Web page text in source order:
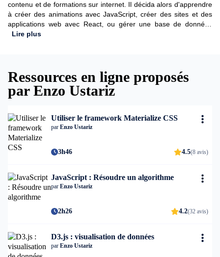
contenu et de formations sur internet. Il décida alors d'apprendre
à créer des animations avec JavaScript, créer des sites et des
applications web avec React, ou gérer une base de données
avec Firebase. Tous ses cours sont proposés dans le but d'aider
Lire plus
Ressources en ligne proposés
par Enzo Ustariz
Utiliser le framework Materialize CSS
par Enzo Ustariz
3h46 4.5(8 avis)
JavaScript : Résoudre un algorithme
par Enzo Ustariz
2h26 4.2(32 avis)
D3.js : visualisation de données
par Enzo Ustariz